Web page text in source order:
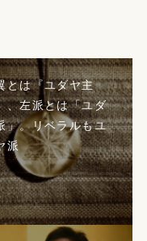
とは『ユダヤ主
、左派とは「ユダ
」。リベラルもユ
派